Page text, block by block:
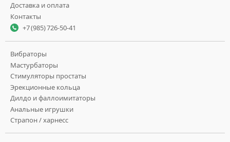
Доставка и оплата
Контакты
+7 (985) 726-50-41
Вибраторы
Мастурбаторы
Стимуляторы простаты
Эрекционные кольца
Дилдо и фаллоимитаторы
Анальные игрушки
Страпон / харнесс